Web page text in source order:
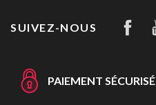
SUIVEZ-NOUS
PAIEMENT SÉCURISÉ